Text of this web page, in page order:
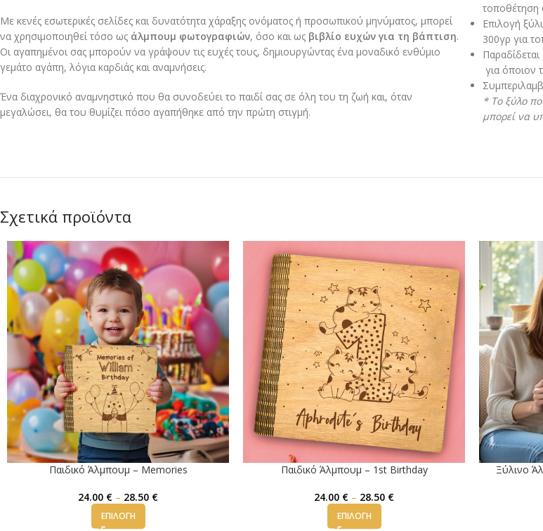
Με κενές εσωτερικές σελίδες και δυνατότητα χάραξης ονόματος ή προσωπικού μηνύματος, μπορεί
να χρησιμοποιηθεί τόσο ως άλμπουμ φωτογραφιών, όσο και ως βιβλίο ευχών για τη βάπτιση.
Οι αγαπημένοι σας μπορούν να γράψουν τις ευχές τους, δημιουργώντας ένα μοναδικό ενθύμιο
γεμάτο αγάπη, λόγια καρδιάς και αναμνήσεις.
Ένα διαχρονικό αναμνηστικό που θα συνοδεύει το παιδί σας σε όλη του τη ζωή και, όταν
μεγαλώσει, θα του θυμίζει πόσο αγαπήθηκε από την πρώτη στιγμή.
Επιλογή
300γρ για
για όποιον
* To ξύλο
μπορεί να
Σχετικά προϊόντα
Παιδικό Άλμπουμ – Memories
24.00 € – 28.50 €
ΕΠΙΛΟΓΉ
Παιδικό Άλμπουμ – 1st Birthday
24.00 € – 28.50 €
ΕΠΙΛΟΓΉ
Ξύλινο